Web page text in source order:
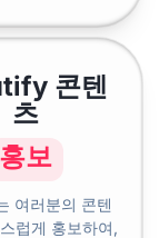
콘텐
츠
홍보
여러분의 콘텐
럽게 홍보하여,